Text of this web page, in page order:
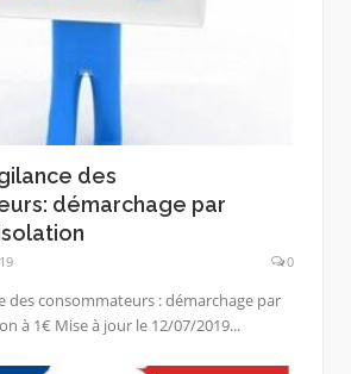
des
démarchage par
0
des consommateurs : démarchage par
à 1€ Mise à jour le 12/07/2019...